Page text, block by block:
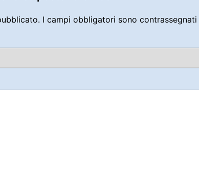
I campi obbligatori sono contrassegnati